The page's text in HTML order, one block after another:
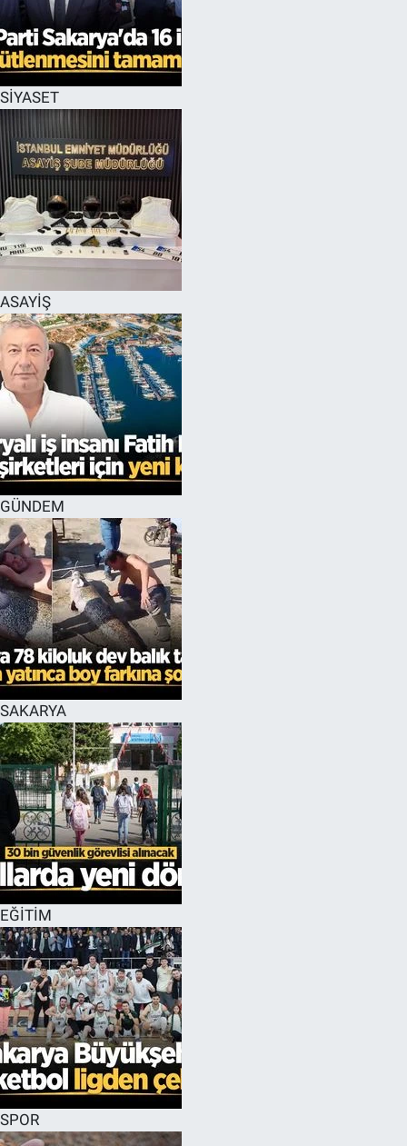
SİYASET
ASAYİŞ
GÜNDEM
SAKARYA
EĞİTİM
SPOR
EĞİTİM
ÖZEL HABER
HALK54 PANORAMA